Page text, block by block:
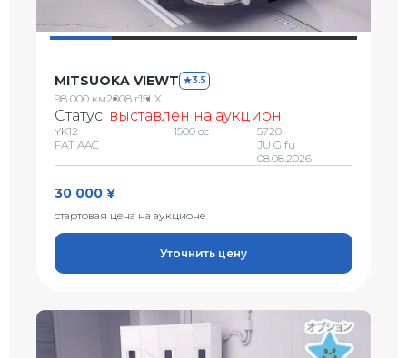
MITSUOKA VIEWT 3.5
98 000 км2008 г15LX
Статус: выставлен на аукцион
YK12
FAT AAC
1500 сс
5720
JU Gifu
08.08.2026
30 000 ¥
стартовая цена на аукционе
Уточнить цену